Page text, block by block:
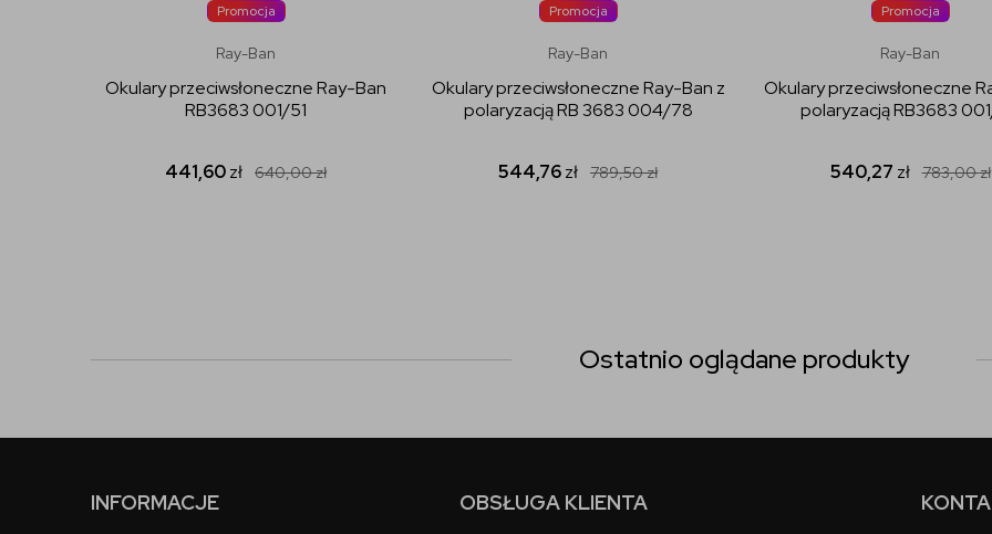
Promocja
Ray-Ban
Okulary przeciwsłoneczne Ray-Ban
RB3683 001/51
441,60zł 640,00zł
Promocja
Ray-Ban
Okulary przeciwsłoneczne Ray-Ban z
polaryzacją RB 3683 004/78
544,76zł 789,50zł
Promocja
Ray-Ban
Okulary przeciwsłoneczne
polaryzacją RB3683
540,27 zł 783,00zł
Ostatnio oglądane produkty
INFORMACJE OBSŁUGA KLIENTA